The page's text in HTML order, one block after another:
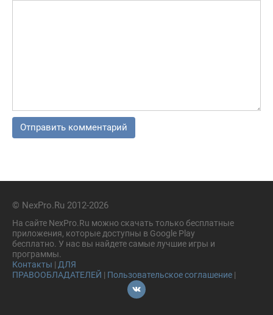
© NexPro.Ru 2012-2026
На сайте NexPro.Ru можно скачать только бесплатные
приложения, которые доступны в Google Play
бесплатно. У нас вы найдете самые лучшие игры и
программы.
Контакты | ДЛЯ
ПРАВООБЛАДАТЕЛЕЙ | Пользовательское соглашение |